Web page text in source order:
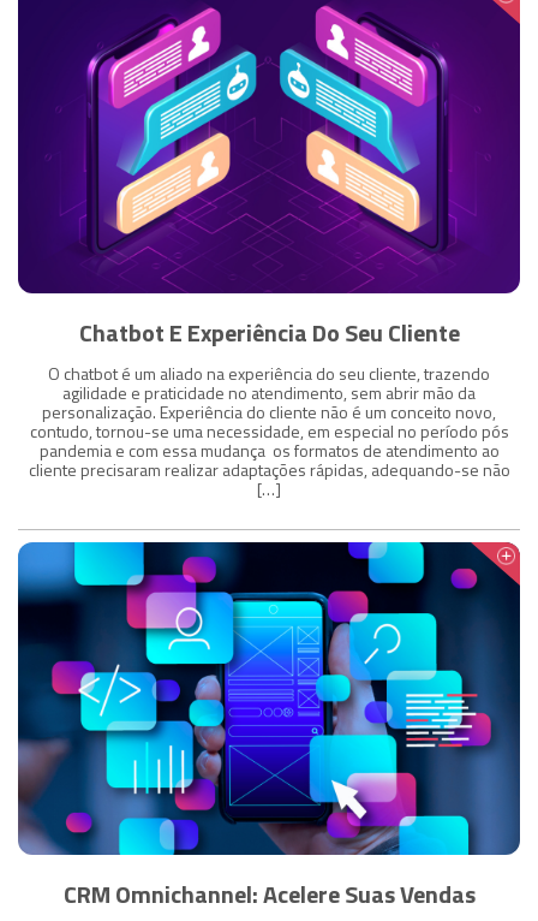
Chatbot E Experiência Do Seu Cliente
O chatbot é um aliado na experiência do seu cliente, trazendo
agilidade e praticidade no atendimento, sem abrir mão da
personalização. Experiência do cliente não é um conceito novo,
contudo, tornou-se uma necessidade, em especial no período pós
pandemia e com essa mudança os formatos de atendimento ao
cliente precisaram realizar adaptações rápidas, adequando-se não
[…]
CRM Omnichannel: Acelere Suas Vendas